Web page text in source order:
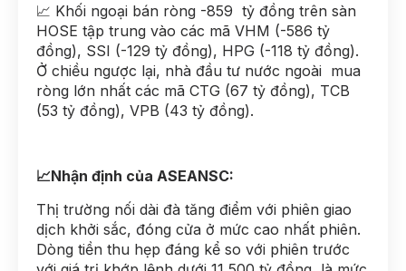
📈 Khối ngoại bán ròng -859 tỷ đồng trên sàn
HOSE tập trung vào các mã VHM (-586 tỷ
đồng), SSI (-129 tỷ đồng), HPG (-118 tỷ đồng).
Ở chiều ngược lại, nhà đầu tư nước ngoài mua
ròng lớn nhất các mã CTG (67 tỷ đồng), TCB
(53 tỷ đồng), VPB (43 tỷ đồng).
📈Nhận định của ASEANSC:
Thị trường nối dài đà tăng điểm với phiên giao
dịch khởi sắc, đóng cửa ở mức cao nhất phiên.
Dòng tiền thu hẹp đáng kể so với phiên trước